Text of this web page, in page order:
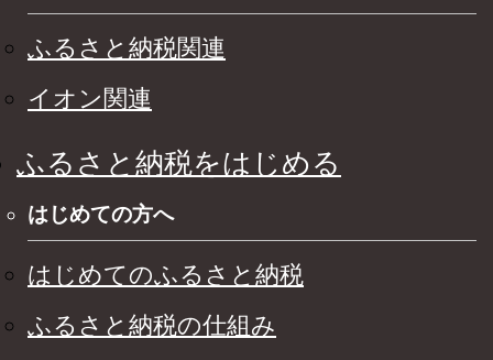
ふるさと納税関連
イオン関連
ふるさと納税をはじめる
はじめての方へ
はじめてのふるさと納税
ふるさと納税の仕組み